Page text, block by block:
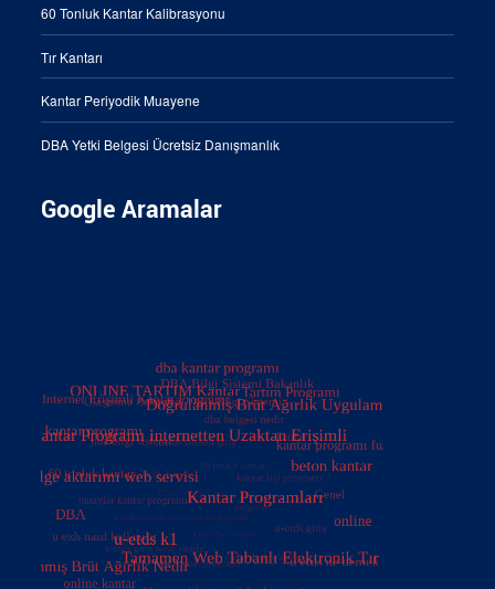
60 Tonluk Kantar Kalibrasyonu
Tır Kantarı
Kantar Periyodik Muayene
DBA Yetki Belgesi Ücretsiz Danışmanlık
Google Aramalar